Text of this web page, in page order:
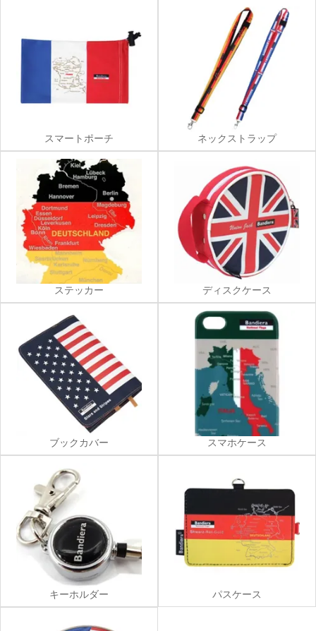
スマートポーチ ネックストラップ
ステッカー ディスクケース
ブックカバー スマホケース
キーホルダー パスケース